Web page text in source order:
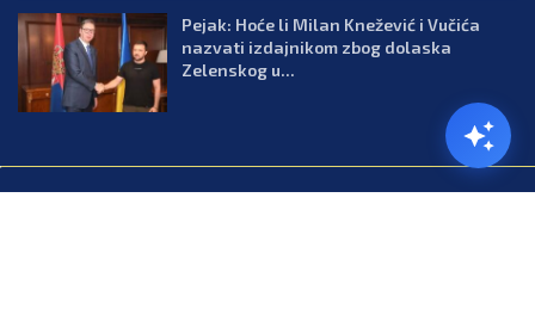
Pejak: Hoće li Milan Knežević i Vučića
nazvati izdajnikom zbog dolaska
Zelenskog u...